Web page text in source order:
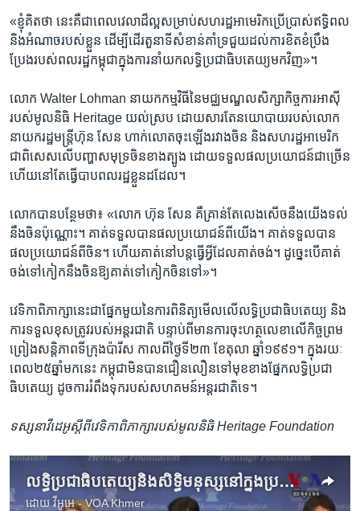
«ខ្ញុំ​គិត​ថា​ នេះ​គឺ​ជា​ពេល​វេលា​ដ៏​ល្អ​សម្រាប់​សហរដ្ឋ​អាមេរិក​ប្រើ​ប្រាស់​ឥទ្ធិពល​
និង​អំណាច​របស់​ខ្លួន ​ដើម្បី​ដើរ​តួ​នាទី​សំខាន់​គាំទ្រ​ជួយ​ដល់​ការ​ខិតខំ​ប្រឹង
ប្រែង​របស់​ពលរដ្ឋ​កម្ពុជា​ក្នុងការ​នាំ​យក​លទ្ធិ​ប្រជាធិបតេយ្យ​មកវិញ‍»។​
លោក​ Walter Lohman ​នាយក​កម្មវិធី​នៃ​មជ្ឈមណ្ឌល​សិក្សា​កិច្ចការ​អាស៊ី​
របស់​មូលនិធិ​ Heritage ​យល់​ស្រប​ ដោយ​សារ​តែ​នយោបាយ​របស់​លោក​
នាយក​រដ្ឋ​មន្ត្រី​ហ៊ុន សែន​ ហាក់​លោត​ចុះ​ឡើង​រវាង​ចិន​ និង​សហរដ្ឋ​អាមេរិក ​
ជាពិសេស​លើ​បញ្ហា​សមុទ្រ​ចិន​ខាងត្បូង​ ដោយ​ទទួល​ផល​ប្រយោជន៍​ជាច្រើន
ហើយ​នៅតែ​ធ្វើ​បាប​ពលរដ្ឋ​ខ្លួន​ដដែល។
លោក​បាន​បន្ថែម​ថា៖ «លោក​ ហ៊ុន សែន​ គឺ​គ្រាន់តែ​លេង​សើច​នឹង​យើង​ទល់​
នឹង​ចិន​ប៉ុណ្ណោះ។ គាត់​ទទួល​បាន​ផល​ប្រយោជន៍​ពី​យើង។ គាត់​ទទួល​បាន​
ផល​ប្រយោជន៍​ពី​ចិន។ ហើយ​គាត់​នៅ​បន្ត​ធ្វើ​អ្វី​ដែល​គាត់​ចង់។ ដូច្នេះ​បើ​គាត់​
ចង់​ទៅ​កៀក​នឹង​ចិន​ឱ្យ​គាត់​ទៅ​កៀក​ចិន​ទៅ‍»។
វេទិកា​ពិភាក្សា​នេះ​ជា​ផ្នែក​មួយ​នៃ​ការ​ពិនិត្យ​មើល​លើ​លទ្ធិ​ប្រជាធិបតេយ្យ​ និង​
ការ​ទទួល​ខុស​ត្រូវ​របស់​អន្តរជាតិ​ បន្ទាប់​ពី​មាន​ការ​ចុះ​ហត្ថលេខា​លើ​កិច្ច​ព្រម​
ព្រៀង​សន្តិភាព​ទីក្រុង​ប៉ារីស​ កាលពី​ថ្ងៃ​ទី២៣​ ខែ​តុលា​ ឆ្នាំ​១៩៩១។ ក្នុង​រយៈ
ពេល​២៥​ឆ្នាំ​មកនេះ​ កម្ពុជា​មិន​បាន​ជឿនលឿន​ទៅមុខ​ខាង​ផ្នែក​លទ្ធិ​ប្រជា
ធិបតេយ្យ ​ដូច​ការ​រំពឹង​ទុក​របស់​សហគមន៍​អន្តរជាតិ​ទេ។
ទស្សនាវីដេអូស្តីពីវេទិកាពិភាក្សារបស់មូលនិធិ Heritage Foundation
លទ្ធិប្រជាធិបតេយ្យនិងសិទ្ធិមនុស្សនៅក្នុងប្រទេសកម្ពុជាកំពុងរងការរំរាមកំហែង
ដោយវីអូអេ - VOA Khmer